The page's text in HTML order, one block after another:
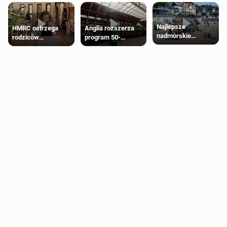
HMRC ostrzega
rodziców
pobierających Child
Anglia rozszerza
program 50-
procentowych
Najlepsze
nadmorskie
miasteczko blisko